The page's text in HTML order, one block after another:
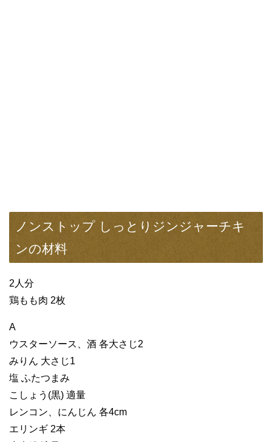
ノンストップ しっとりジンジャーチキ
ンの材料
2人分
鶏もも肉 2枚
A
ウスターソース、酒 各大さじ2
みりん 大さじ1
塩 ふたつまみ
こしょう(黒) 適量
レンコン、にんじん 各4cm
エリンギ 2本